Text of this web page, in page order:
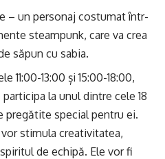
– un personaj costumat într-
steampunk, care va crea
săpun cu sabia.
11:00-13:00 și 15:00-18:00,
la unul dintre cele 18
pregătite special pentru ei.
stimula creativitatea,
de echipă. Ele vor fi